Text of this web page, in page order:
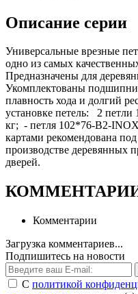
Описание серии
Универсальные врезные
одно из самых
Предназначены для
Укомплектованы
плавность хода и долгий
установке петель: 2
кг; - петля 102*76-B2-
картами рекомендована
производстве деревянных
дверей.
Комментарии
Загрузка комментариев...
Подпишитесь на новости
С политикой